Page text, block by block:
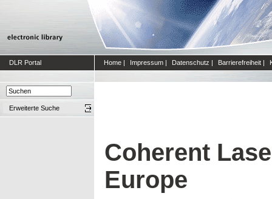
DLR Portal Home | Impressum | Datenschutz | Barrierefreiheit |
Erweiterte Suche
Coherent
Europe